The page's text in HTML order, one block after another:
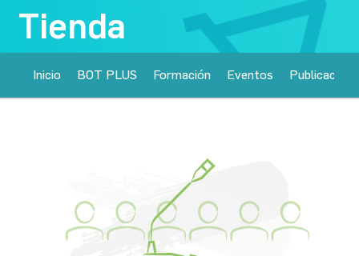
Tienda
Inicio BOT PLUS Formación Eventos